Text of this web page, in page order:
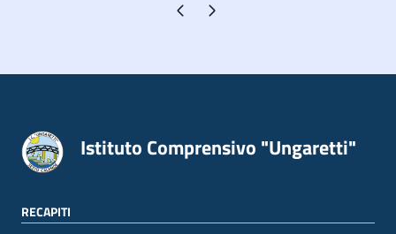
Pagina precedente
Pagina successiva
Istituto Comprensivo "Ungaretti"
RECAPITI